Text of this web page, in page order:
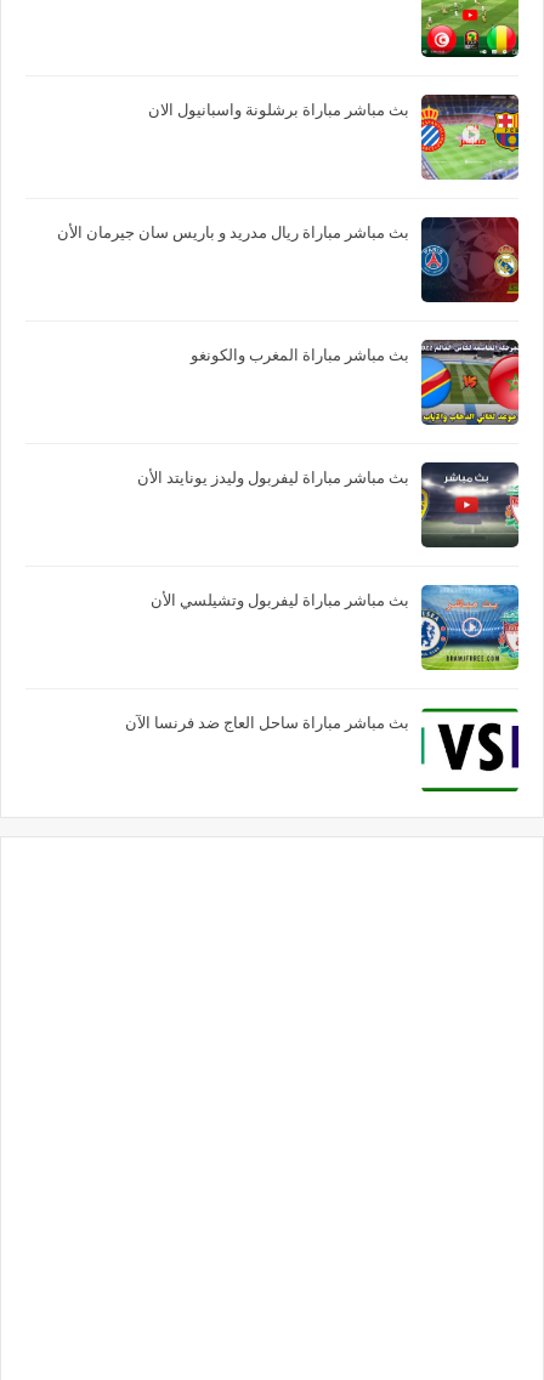
بث مباشر مباراة برشلونة واسبانيول الان
بث مباشر مباراة ريال مدريد و باريس سان جيرمان الأن
بث مباشر مباراة المغرب والكونغو
بث مباشر مباراة ليفربول وليدز يونايتد الأن
بث مباشر مباراة ليفربول وتشيلسي الأن
بث مباشر مباراة ساحل العاج ضد فرنسا الآن